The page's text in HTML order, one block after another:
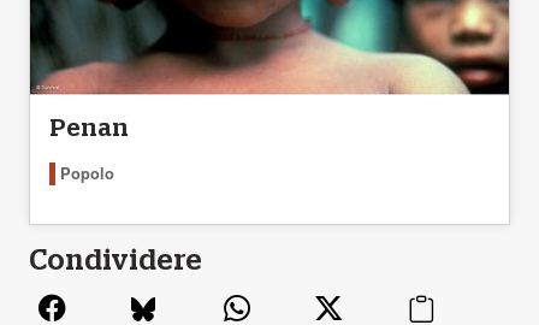
Penan
Popolo
Condividere